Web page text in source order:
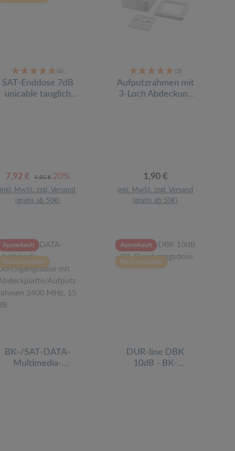
(6)
SAT-Enddose 7dB
unicable tauglich
Verkaufspreis:
7,92 € Regulärer Preis:
9,90 € 20%
inkl. MwSt. zzgl. Versand
(gratis ab 50€)
(3)
Aufputzrahmen mit
3-Loch Abdeckung
Regulärer Preis:
1,90 €
inkl. MwSt. zzgl. Versand
(gratis ab 50€)
Ausverkauft
Nicht vorrätiges
BK-/SAT-DATA-
Multimedia-
Ausverkauft
Nicht vorrätiges
DUR-line DBK
10dB - BK-